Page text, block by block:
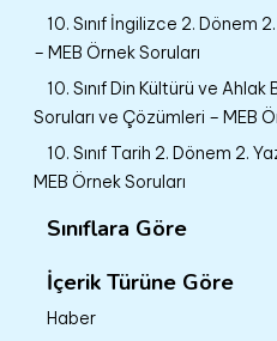
10. Sınıf İngilizce 2. Dönem
– MEB Örnek Soruları
10. Sınıf Din Kültürü ve Ahlak
Soruları ve Çözümleri – MEB
10. Sınıf Tarih 2. Dönem 2.
MEB Örnek Soruları
Sınıflara Göre
İçerik Türüne Göre
Haber